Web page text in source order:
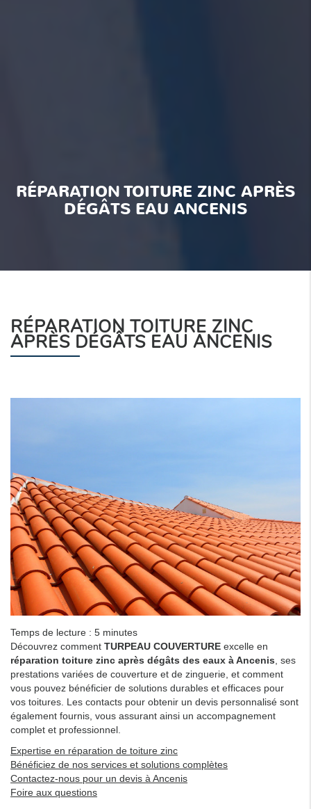
RÉPARATION TOITURE ZINC APRÈS
DÉGÂTS EAU ANCENIS
RÉPARATION TOITURE ZINC
APRÈS DÉGÂTS EAU ANCENIS
Temps de lecture : 5 minutes
Découvrez comment TURPEAU COUVERTURE excelle en
réparation toiture zinc après dégâts des eaux à Ancenis, ses
prestations variées de couverture et de zinguerie, et comment
vous pouvez bénéficier de solutions durables et efficaces pour
vos toitures. Les contacts pour obtenir un devis personnalisé sont
également fournis, vous assurant ainsi un accompagnement
complet et professionnel.
Expertise en réparation de toiture zinc
Bénéficiez de nos services et solutions complètes
Contactez-nous pour un devis à Ancenis
Foire aux questions